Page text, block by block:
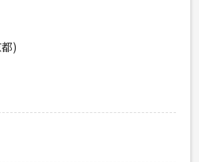
ンツの開発経験、またはコンシ
を使用した開発経験 ・
の開発経験4年以上
での開発経験
)